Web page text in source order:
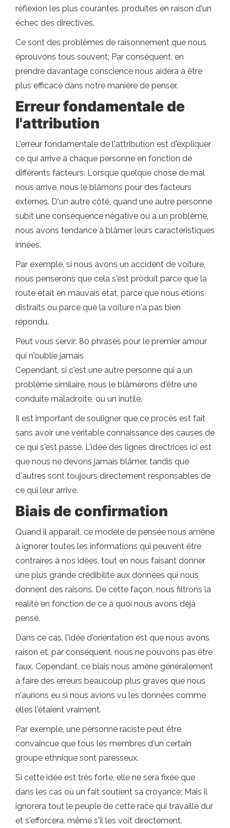
réflexion les plus courantes, produites en raison d'un
échec des directives.
Ce sont des problèmes de raisonnement que nous
éprouvons tous souvent; Par conséquent, en
prendre davantage conscience nous aidera à être
plus efficace dans notre manière de penser.
Erreur fondamentale de
l'attribution
L'erreur fondamentale de l'attribution est d'expliquer
ce qui arrive à chaque personne en fonction de
différents facteurs. Lorsque quelque chose de mal
nous arrive, nous le blâmons pour des facteurs
externes. D'un autre côté, quand une autre personne
subit une conséquence négative ou a un problème,
nous avons tendance à blâmer leurs caractéristiques
innées.
Par exemple, si nous avons un accident de voiture,
nous penserons que cela s'est produit parce que la
route était en mauvais état, parce que nous étions
distraits ou parce que la voiture n'a pas bien
répondu.
Peut vous servir: 80 phrases pour le premier amour
qui n'oublie jamais
Cependant, si c'est une autre personne qui a un
problème similaire, nous le blâmerons d'être une
conduite maladroite, ou un inutile.
Il est important de souligner que ce procès est fait
sans avoir une véritable connaissance des causes de
ce qui s'est passé. L'idée des lignes directrices ici est
que nous ne devons jamais blâmer, tandis que
d'autres sont toujours directement responsables de
ce qui leur arrive.
Biais de confirmation
Quand il apparaît, ce modèle de pensée nous amène
à ignorer toutes les informations qui peuvent être
contraires à nos idées, tout en nous faisant donner
une plus grande crédibilité aux données qui nous
donnent des raisons. De cette façon, nous filtrons la
réalité en fonction de ce à quoi nous avons déjà
pensé.
Dans ce cas, l'idée d'orientation est que nous avons
raison et, par conséquent, nous ne pouvons pas être
faux. Cependant, ce biais nous amène généralement
à faire des erreurs beaucoup plus graves que nous
n'aurions eu si nous avions vu les données comme
elles l'étaient vraiment.
Par exemple, une personne raciste peut être
convaincue que tous les membres d'un certain
groupe ethnique sont paresseux.
Si cette idée est très forte, elle ne sera fixée que
dans les cas où un fait soutient sa croyance; Mais il
ignorera tout le peuple de cette race qui travaille dur
et s'efforcera, même s'il les voit directement.